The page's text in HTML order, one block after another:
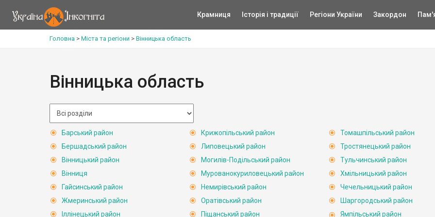
Крамниця Історія і традиції Регіони України Закордон
Головна > Міста та регіони > Вінницька область
Вінницька область
Барський район
Бершадський район
Вінницький район
Вінниця
Гайсинський район
Жмеринський район
Іллінецький район
Крижопільський район
Липовецький район
Могилів-Подільський район
Мурованокуриловецький район
Немирівський район
Оратівський район
Піщанський район
Томашпільський район
Тростянецький район
Тульчинський район
Хмільницький район
Чечельницький район
Шаргородський район
Ямпільський район